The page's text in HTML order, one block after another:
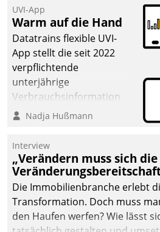
UVI-App
Warm auf die Hand
Datatrains flexible UVI-
App stellt die seit 2022
verpflichtende
unterjährige
Verbrauchsinformation
schnell, zuverlässig und
Die monatlichen
Mitteilungen zum
Heizungs- und
Wasserverbrauch gehen
automatisiert, vollständig
und auf Wunsch über
mehrere zuvor
Nadja Hußmann
Interview
„Verändern muss sich die
Die Immobilienbranche erlebt
Transformation. Doch muss
den Haufen werfen? Wie lässt